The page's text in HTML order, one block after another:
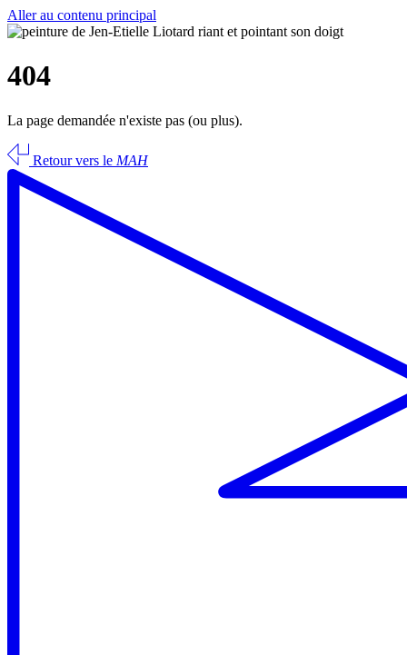
Aller au contenu principal
404
La page demandée n'existe pas (ou plus).
Retour vers le MAH